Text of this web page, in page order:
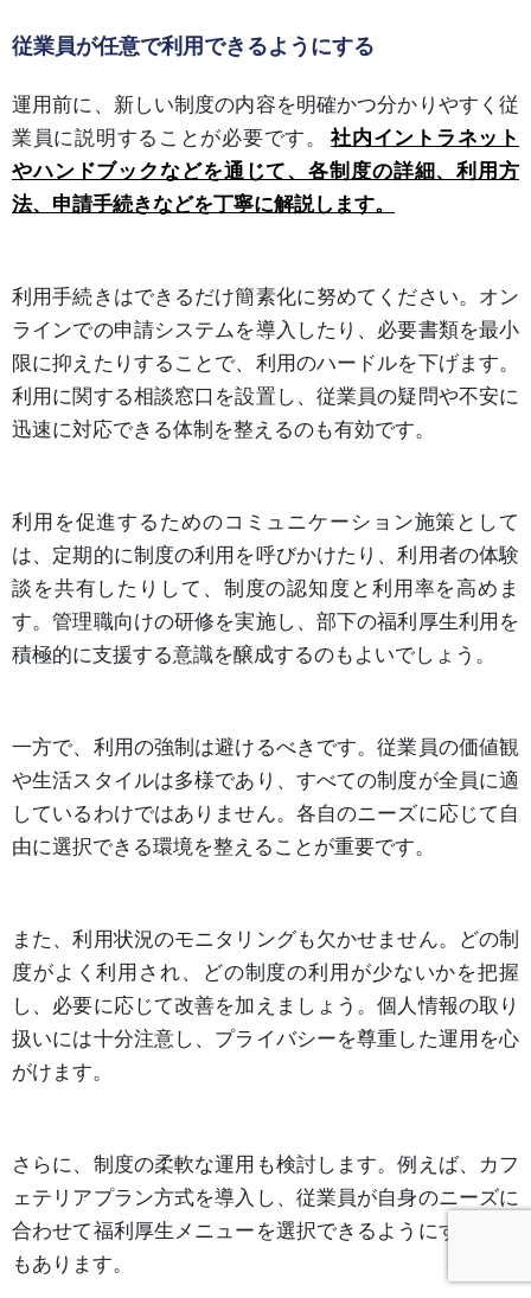
従業員が任意で利用できるようにする
運用前に、新しい制度の内容を明確かつ分かりやすく従
業員に説明することが必要です。
社内イントラネット
やハンドブックなどを通じて、各制度の詳細、利用方
法、申請手続きなどを丁寧に解説します。
利用手続きはできるだけ簡素化に努めてください。オン
ラインでの申請システムを導入したり、必要書類を最小
限に抑えたりすることで、利用のハードルを下げます。
利用に関する相談窓口を設置し、従業員の疑問や不安に
迅速に対応できる体制を整えるのも有効です。
利用を促進するためのコミュニケーション施策として
は、定期的に制度の利用を呼びかけたり、利用者の体験
談を共有したりして、制度の認知度と利用率を高めま
す。管理職向けの研修を実施し、部下の福利厚生利用を
積極的に支援する意識を醸成するのもよいでしょう。
一方で、利用の強制は避けるべきです。従業員の価値観
や生活スタイルは多様であり、すべての制度が全員に適
しているわけではありません。各自のニーズに応じて自
由に選択できる環境を整えることが重要です。
また、利用状況のモニタリングも欠かせません。どの制
度がよく利用され、どの制度の利用が少ないかを把握
し、必要に応じて改善を加えましょう。個人情報の取り
扱いには十分注意し、プライバシーを尊重した運用を心
がけます。
さらに、制度の柔軟な運用も検討します。例えば、カフ
ェテリアプラン方式を導入し、従業員が自身のニーズに
合わせて福利厚生メニューを選択できるようにする方法
もあります。